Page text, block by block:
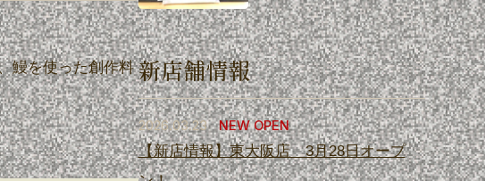
鰻を使った創作料 新店舗情報
2026.03.23 NEW OPEN
【新店情報】東大阪店 3月28日オープ